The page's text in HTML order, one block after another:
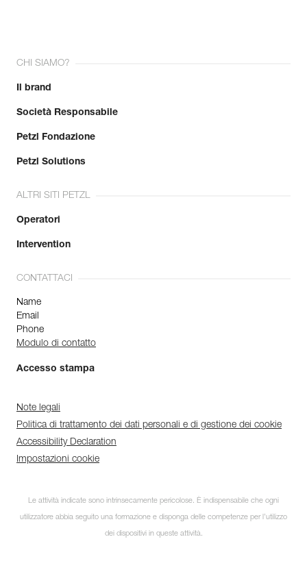
CHI SIAMO?
Il brand
Società Responsabile
Petzl Fondazione
Petzl Solutions
ALTRI SITI PETZL
Operatori
Intervention
CONTATTACI
Name
Email
Phone
Modulo di contatto
Accesso stampa
Note legali
Politica di trattamento dei dati personali e di gestione dei cookie
Accessibility Declaration
Impostazioni cookie
Le attività indicate sono intrinsecamente pericolose. È indispensabile che ogni
utilizzatore abbia seguito una formazione e disponga delle competenze per l’utilizzo
dei dispositivi in queste attività.